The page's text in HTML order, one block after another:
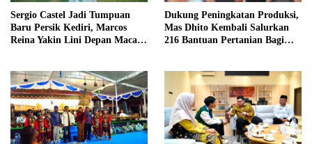
Sergio Castel Jadi Tumpuan
Baru Persik Kediri, Marcos
Reina Yakin Lini Depan Macan
Dukung Peningkatan Produksi,
Mas Dhito Kembali Salurkan
216 Bantuan Pertanian Bagi